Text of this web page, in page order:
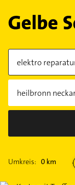
Umkreis: 0 km